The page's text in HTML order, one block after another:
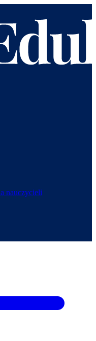
nauczycieli